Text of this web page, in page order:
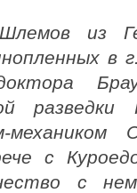
из
в
с
с